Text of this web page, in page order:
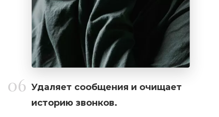
Удаляет сообщения и очищает
историю звонков.